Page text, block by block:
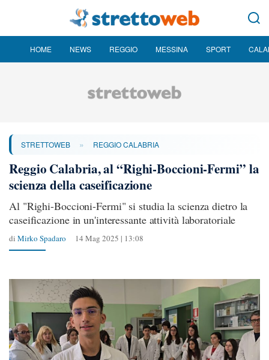
HOME NEWS REGGIO MESSINA SPORT
STRETTOWEB » REGGIO CALABRIA
Reggio Calabria, al “Righi-Boccioni-Fermi” la
scienza della caseificazione
Al "Righi-Boccioni-Fermi" si studia la scienza dietro la
caseificazione in un'interessante attività laboratoriale
di Mirko Spadaro 14 Mag 2025 | 13:08